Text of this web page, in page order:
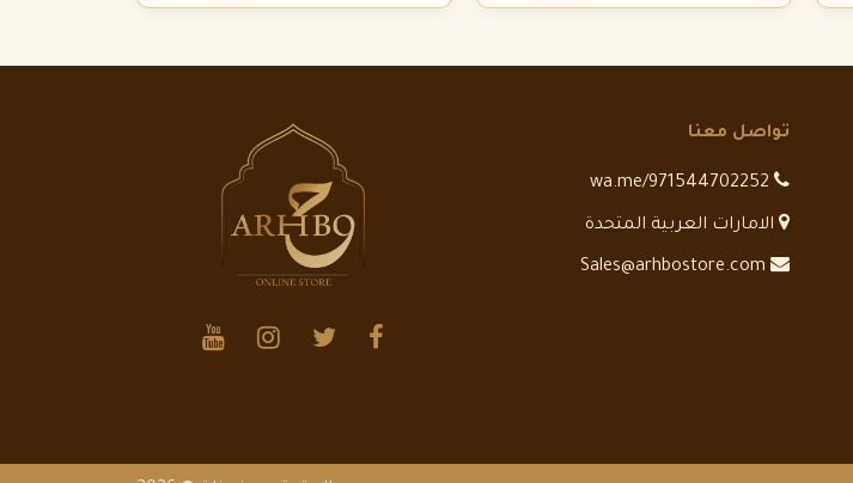
تواصل معنا
الامارات العربية المتحدة